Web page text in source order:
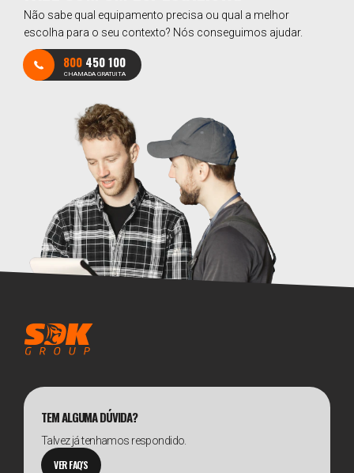
Não sabe qual equipamento precisa ou qual a melhor
escolha para o seu contexto? Nós conseguimos ajudar.
800 450 100
CHAMADA GRATUITA
TEM ALGUMA DÚVIDA?
Talvez já tenhamos respondido.
VER FAQ'S